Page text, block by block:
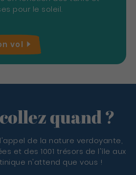
pour le soleil.
vol
quand ?
de la nature verdoyante,
et des 1001 trésors de l'île aux
n'attend que vous !